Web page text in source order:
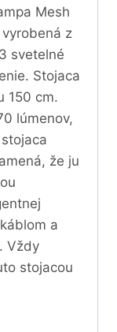
Mesh
z
svetelné
Stojaca
150 cm.
lúmenov,
že ju
a
Vždy
stojacou